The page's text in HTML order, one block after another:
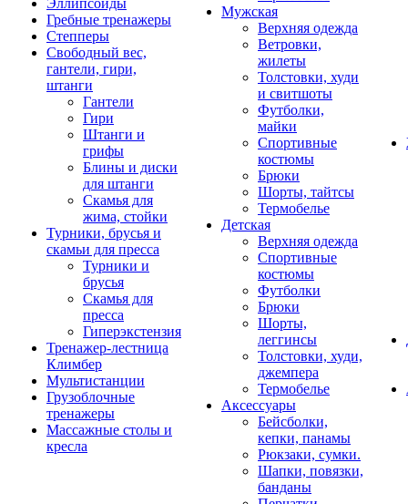
Эллипсоиды
Гребные тренажеры
Степперы
Свободный вес,
гантели, гири,
штанги
Гантели
Гири
Штанги и
грифы
Блины и диски
для штанги
Скамья для
жима, стойки
Турники, брусья и
скамьи для пресса
Турники и
брусья
Скамья для
пресса
Гиперэкстензия
Тренажер-лестница
Климбер
Мультистанции
Грузоблочные
тренажеры
Массажные столы и
кресла
Мужская
Верхняя одежда
Ветровки,
жилеты
Толстовки, худи
и свитшоты
Футболки,
майки
Спортивные
костюмы
Брюки
Шорты, тайтсы
Термобелье
Детская
Верхняя одежда
Спортивные
костюмы
Футболки
Брюки
Шорты,
леггинсы
Толстовки, худи,
джемпера
Термобелье
Аксессуары
Бейсболки,
кепки, панамы
Рюкзаки, сумки.
Шапки, повязки,
банданы